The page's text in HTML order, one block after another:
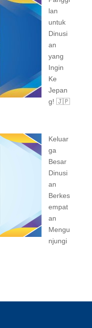
lan
untuk
Dinusi
an
yang
Ingin
Ke
Jepan
g! 🇯🇵
Keluar
ga
Besar
Dinusi
an
Berkes
empat
an
Mengu
njungi